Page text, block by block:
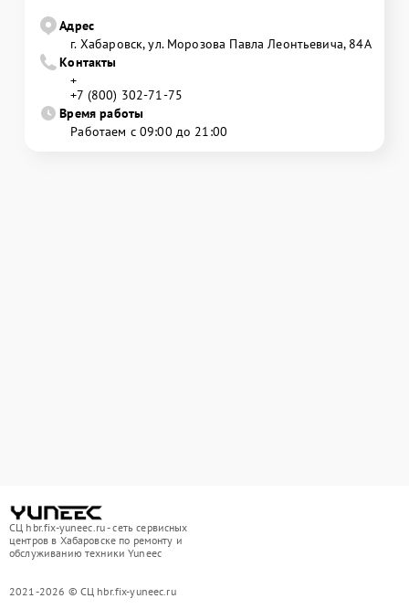
Адрес
г. Хабаровск, ул. Морозова Павла Леонтьевича, 84А
Контакты
+
+7 (800) 302-71-75
Время работы
Работаем с 09:00 до 21:00
СЦ hbr.fix-yuneec.ru - сеть сервисных
центров в Хабаровске по ремонту и
обслуживанию техники Yuneec
2021-2026 © СЦ hbr.fix-yuneec.ru